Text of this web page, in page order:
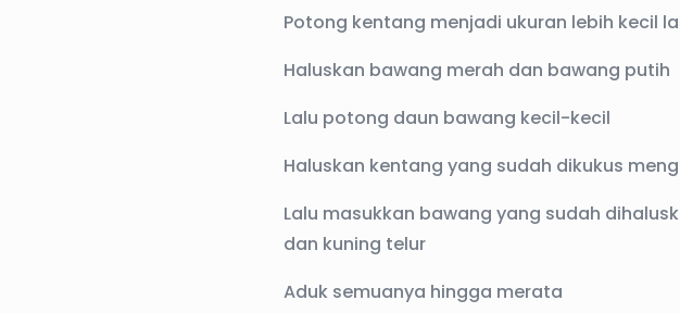
Potong kentang menjadi ukuran lebih kecil
Haluskan bawang merah dan bawang putih
Lalu potong daun bawang kecil-kecil
Haluskan kentang yang sudah dikukus
Lalu masukkan bawang yang sudah
dan kuning telur
Aduk semuanya hingga merata